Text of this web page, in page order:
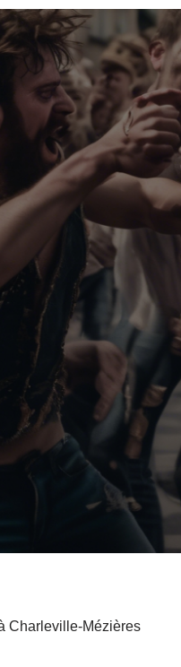
Charleville-Mézières